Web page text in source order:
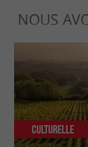
NOUS
Culturelle